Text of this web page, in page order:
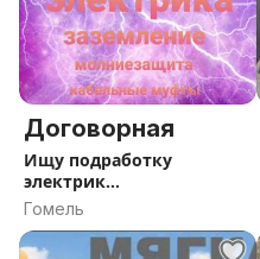
Договорная
Ищу подработку
электрик
электромонтажные
Гомель